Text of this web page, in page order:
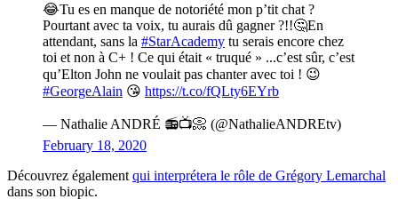
😂Tu es en manque de notoriété mon p’tit chat ?
Pourtant avec ta voix, tu aurais dû gagner ?!!🤔En
attendant, sans la #StarAcademy tu serais encore chez
toi et non à C+ ! Ce qui était « truqué » ...c’est sûr, c’est
qu’Elton John ne voulait pas chanter avec toi ! 😉
#GeorgeAlain 😘 https://t.co/fQLty6EYrb
— Nathalie ANDRÉ 📻📺📀 (@NathalieANDREtv)
February 18, 2020
Découvrez également qui interprétera le rôle de Grégory Lemarchal
dans son biopic.